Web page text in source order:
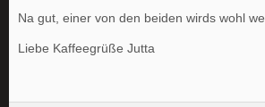
Na gut, einer von den beiden wirds wohl
Liebe Kaffeegrüße Jutta